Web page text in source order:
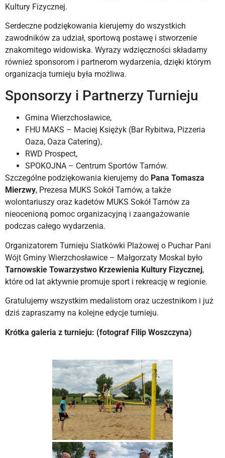
Kultury Fizycznej.
Serdeczne podziękowania kierujemy do wszystkich
zawodników za udział, sportową postawę i stworzenie
znakomitego widowiska. Wyrazy wdzięczności składamy
również sponsorom i partnerom wydarzenia, dzięki którym
organizacja turnieju była możliwa.
Sponsorzy i Partnerzy Turnieju
Gmina Wierzchosławice,
FHU MAKS – Maciej Księżyk (Bar Rybitwa, Pizzeria
Oaza, Oaza Catering),
RWD Prospect,
SPOKOJNA – Centrum Sportów Tarnów.
Szczególne podziękowania kierujemy do Pana Tomasza
Mierzwy, Prezesa MUKS Sokół Tarnów, a także
wolontariuszy oraz kadetów MUKS Sokół Tarnów za
nieocenioną pomoc organizacyjną i zaangażowanie
podczas całego wydarzenia.
Organizatorem Turnieju Siatkówki Plażowej o Puchar Pani
Wójt Gminy Wierzchosławice – Małgorzaty Moskal było
Tarnowskie Towarzystwo Krzewienia Kultury Fizycznej,
które od lat aktywnie promuje sport i rekreację w regionie.
Gratulujemy wszystkim medalistom oraz uczestnikom i już
dziś zapraszamy na kolejne edycje turnieju.
Krótka galeria z turnieju: (fotograf Filip Woszczyna)